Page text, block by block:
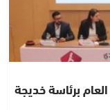
برئاسة خديجة